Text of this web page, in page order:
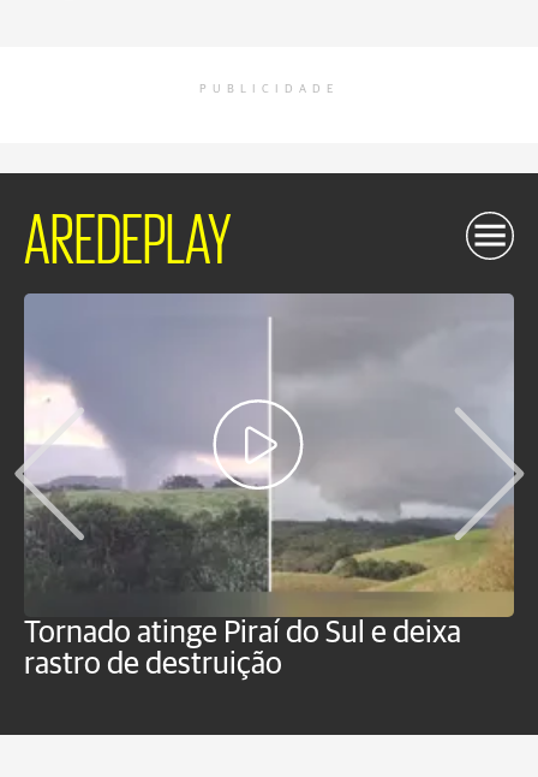
PUBLICIDADE
AREDEPLAY
Tornado atinge Piraí do Sul e deixa
rastro de destruição